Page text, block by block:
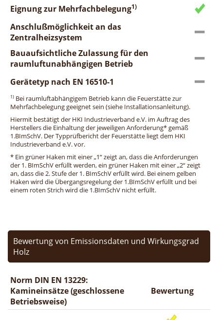
Eignung zur Mehrfachbelegung1)
Anschlußmöglichkeit an das
Zentralheizsystem
Bauaufsichtliche Zulassung für den
raumluftunabhängigen Betrieb
Gerätetyp nach EN 16510-1
1) Bei raumluftabhängigem Betrieb kann die Feuerstätte zur
Mehrfachbelegung geeignet sein (siehe Installationsanleitung).
Hiermit bestätigt der HKI Industrieverband e.V. im Auftrag des
Herstellers die Einhaltung der jeweiligen Anforderung* gemäß
1.BImSchV. Der Typprüfbericht der Feuerstätte liegt dem HKI
Industrieverband e.V. vor.
* Ein grüner Haken mit einer „1“ zeigt an, dass die Anforderungen
der 1. BImSchV erfüllt werden, ein grüner Haken mit einer „2“ zeigt
an, dass die 2. Stufe der 1. BImSchV erfüllt wird. Bei einem gelben
Haken wird die Übergangsregelung der 1.BImSchV erfüllt und bei
einem roten Strich wird die 1.BImSchV nicht erfüllt.
Bewertung von Emissionsdaten und Wirkungsgrad
Holz
Norm DIN EN 13229:
Kamineinsätze (geschlossene
Betriebsweise)
Bewertung